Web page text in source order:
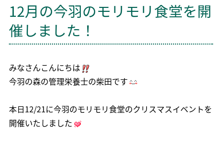
12月の今羽のモリモリ食堂を開
催しました！
みなさんこんにちは
今羽の森の管理栄養士の柴田です
本日12/21に今羽のモリモリ食堂のクリスマスイベントを
開催いたしました